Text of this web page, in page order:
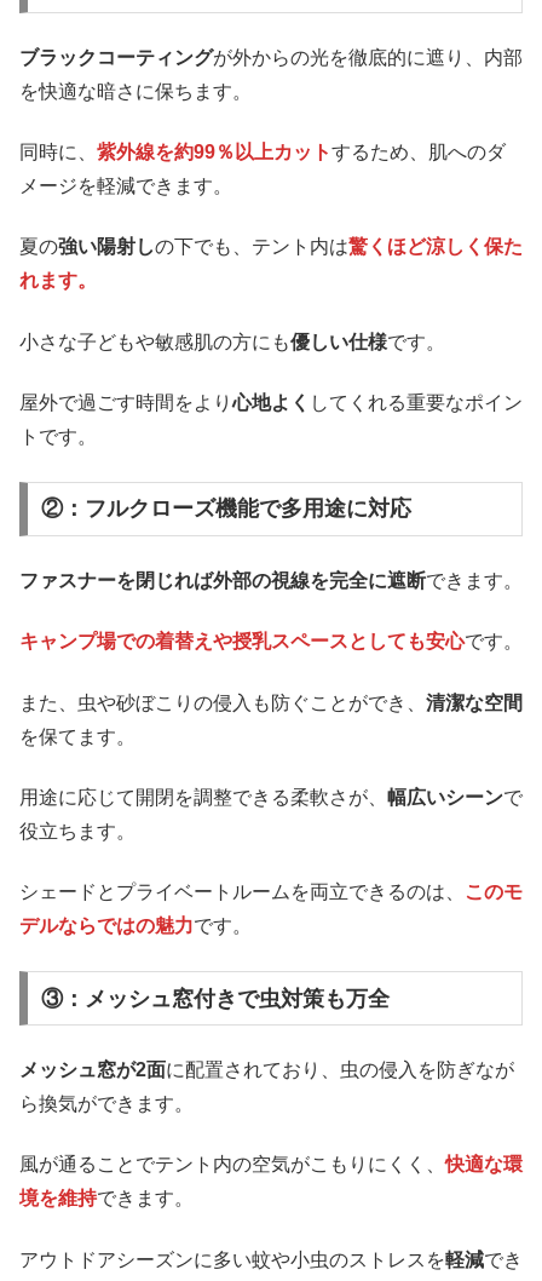
ブラックコーティングが外からの光を徹底的に遮り、内部
を快適な暗さに保ちます。
同時に、 紫外線を約99％以上カットするため、肌へのダ
メージを軽減できます。
夏の強い陽射しの下でも、テント内は驚くほど涼しく保た
れます。
小さな子どもや敏感肌の方にも優しい仕様です。
屋外で過ごす時間をより心地よく してくれる重要なポイン
トです。
②：フルクローズ機能で多用途に対応
ファスナーを閉じれば外部の視線を完全に遮断できます。
キャンプ場での着替えや授乳スペースとしても安心です。
また、虫や砂ぼこりの侵入も防ぐことができ、 清潔な空間
を保てます。
用途に応じて開閉を調整できる柔軟さが、 幅広いシーンで
役立ちます。
シェードとプライベートルームを両立できるのは、
このモ
デルならではの魅力です。
③：メッシュ窓付きで虫対策も万全
メッシュ窓が2面に配置されており、虫の侵入を防ぎなが
ら換気ができます。
風が通ることでテント内の空気がこもりにくく、快適な環
境を維持できます。
アウトドアシーズンに多い蚊や小虫のストレスを軽減でき